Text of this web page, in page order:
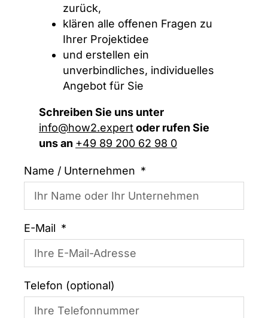
zurück,
klären alle offenen Fragen zu
Ihrer Projektidee
und erstellen ein
unverbindliches, individuelles
Angebot für Sie
Schreiben Sie uns unter
info@how2.expertoder rufen Sie
uns an +49 89 200 62 98 0
Name / Unternehmen
E-Mail
Telefon (optional)